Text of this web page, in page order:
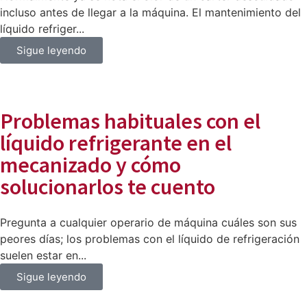
incluso antes de llegar a la máquina. El mantenimiento del
líquido refriger...
Sigue leyendo
Problemas habituales con el
líquido refrigerante en el
mecanizado y cómo
solucionarlos te cuento
Pregunta a cualquier operario de máquina cuáles son sus
peores días; los problemas con el líquido de refrigeración
suelen estar en...
Sigue leyendo